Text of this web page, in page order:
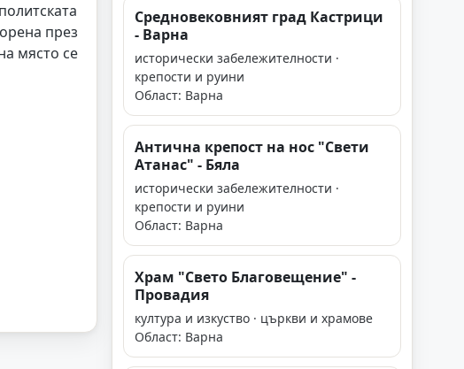
през
място се
Средновековният град Кастрици
- Варна
исторически забележителности ·
крепости и руини
Област: Варна
Антична крепост на нос "Свети
Атанас" - Бяла
исторически забележителности ·
крепости и руини
Област: Варна
Храм "Свето Благовещение" -
Провадия
култура и изкуство · църкви и храмове
Област: Варна